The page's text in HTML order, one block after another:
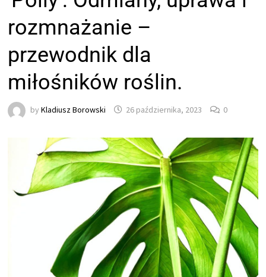
rozmnażanie –
przewodnik dla
miłośników roślin.
byKladiusz Borowski 26 października, 2023 0